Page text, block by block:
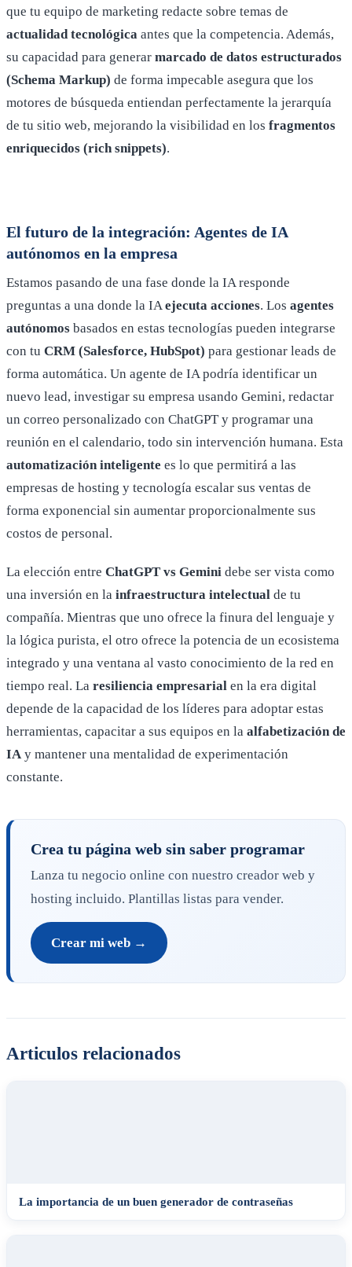
que tu equipo de marketing redacte sobre temas de
actualidad tecnológica antes que la competencia. Además,
su capacidad para generar marcado de datos estructurados
(Schema Markup) de forma impecable asegura que los
motores de búsqueda entiendan perfectamente la jerarquía
de tu sitio web, mejorando la visibilidad en los fragmentos
enriquecidos (rich snippets).
El futuro de la integración: Agentes de IA
autónomos en la empresa
Estamos pasando de una fase donde la IA responde
preguntas a una donde la IAejecuta acciones. Los agentes
autónomos basados en estas tecnologías pueden integrarse
con tu CRM (Salesforce, HubSpot) para gestionar leads de
forma automática. Un agente de IA podría identificar un
nuevo lead, investigar su empresa usando Gemini, redactar
un correo personalizado con ChatGPT y programar una
reunión en el calendario, todo sin intervención humana. Esta
automatización inteligente es lo que permitirá a las
empresas de hosting y tecnología escalar sus ventas de
forma exponencial sin aumentar proporcionalmente sus
costos de personal.
La elección entre ChatGPT vs Gemini debe ser vista como
una inversión en la infraestructura intelectual de tu
compañía. Mientras que uno ofrece la finura del lenguaje y
la lógica purista, el otro ofrece la potencia de un ecosistema
integrado y una ventana al vasto conocimiento de la red en
tiempo real. La resiliencia empresarial en la era digital
depende de la capacidad de los líderes para adoptar estas
herramientas, capacitar a sus equipos en la alfabetización de
IA y mantener una mentalidad de experimentación
constante.
Crea tu página web sin saber programar
Lanza tu negocio online con nuestro creador web y
hosting incluido. Plantillas listas para vender.
Crear mi web →
Articulos relacionados
La importancia de un buen generador de contraseñas